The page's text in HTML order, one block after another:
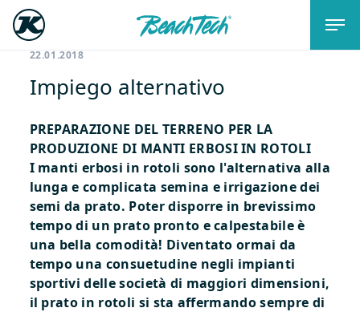
22.01.2018
Impiego alternativo
PREPARAZIONE DEL TERRENO PER LA
PRODUZIONE DI MANTI ERBOSI IN ROTOLI
I manti erbosi in rotoli sono l'alternativa alla
lunga e complicata semina e irrigazione dei
semi da prato. Poter disporre in brevissimo
tempo di un prato pronto e calpestabile è
una bella comodità! Diventato ormai da
tempo una consuetudine negli impianti
sportivi delle società di maggiori dimensioni,
il prato in rotoli si sta affermando sempre di